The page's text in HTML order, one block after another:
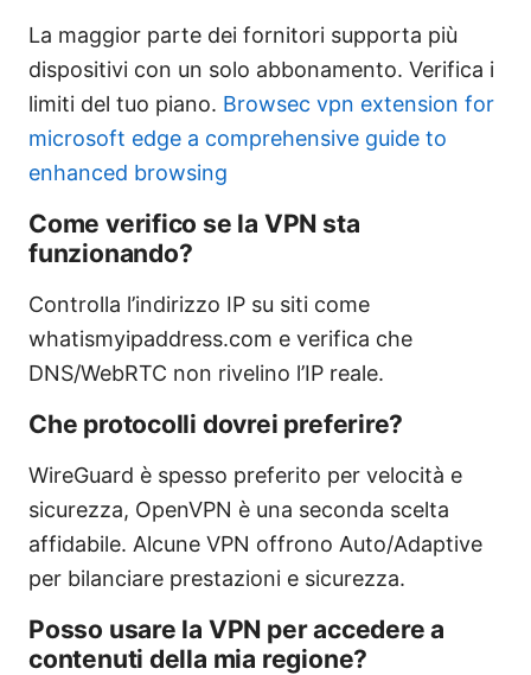
La maggior parte dei fornitori supporta più
dispositivi con un solo abbonamento. Verifica i
limiti del tuo piano. Browsec vpn extension for
microsoft edge a comprehensive guide to
enhanced browsing
Come verifico se la VPN sta
funzionando?
Controlla l’indirizzo IP su siti come
whatismyipaddress.com e verifica che
DNS/WebRTC non rivelino l’IP reale.
Che protocolli dovrei preferire?
WireGuard è spesso preferito per velocità e
sicurezza, OpenVPN è una seconda scelta
affidabile. Alcune VPN offrono Auto/Adaptive
per bilanciare prestazioni e sicurezza.
Posso usare la VPN per accedere a
contenuti della mia regione?